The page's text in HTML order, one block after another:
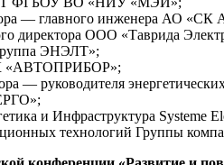
— главного инженера АО «СК
директора ООО «Таврида
ЭНЭЛТ»;
«АВТОПРИБОР»;
— руководителя
и Инфраструктура Systeme
технологий Группы